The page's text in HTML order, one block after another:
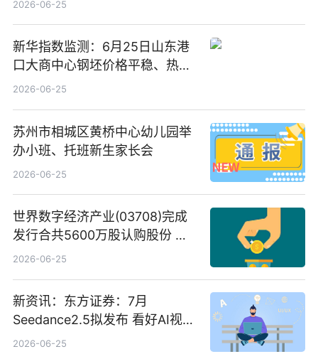
2026-06-25
新华指数监测：6月25日山东港
口大商中心钢坯价格平稳、热轧
C料价格微幅下跌
2026-06-25
苏州市相城区黄桥中心幼儿园举
办小班、托班新生家长会
2026-06-25
世界数字经济产业(03708)完成
发行合共5600万股认购股份 净
筹约1007万港元 独家焦点
2026-06-25
新资讯：东方证券：7月
Seedance2.5拟发布 看好AI视频
创作工作流进一步提效
2026-06-25